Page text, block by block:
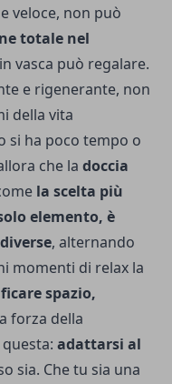
veloce, non può
totale nel
vasca può regalare.
e rigenerante, non
della vita
si ha poco tempo o
che la doccia
la scelta più
elemento, è
, alternando
momenti di relax la
spazio,
forza della
adattarsi al
sia. Che tu sia una